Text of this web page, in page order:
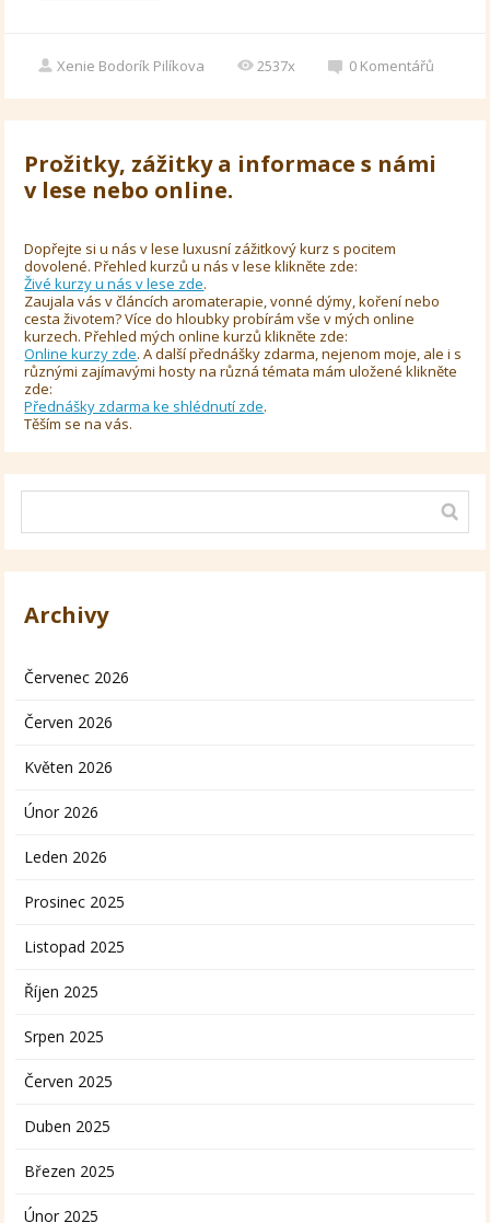
Xenie Bodorík Pilíkova 2537x 0 Komentářů
Prožitky, zážitky a informace s námi
v lese nebo online.
Dopřejte si u nás v lese luxusní zážitkový kurz s pocitem
dovolené. Přehled kurzů u nás v lese klikněte zde:
Živé kurzy u nás v lese zde.
Zaujala vás v článcích aromaterapie, vonné dýmy, koření nebo
cesta životem? Více do hloubky probírám vše v mých online
kurzech. Přehled mých online kurzů klikněte zde:
Online kurzy zde. A další přednášky zdarma, nejenom moje, ale i s
různými zajímavými hosty na různá témata mám uložené klikněte
zde:
Přednášky zdarma ke shlédnutí zde.
Těším se na vás.
Archivy
Červenec 2026
Červen 2026
Květen 2026
Únor 2026
Leden 2026
Prosinec 2025
Listopad 2025
Říjen 2025
Srpen 2025
Červen 2025
Duben 2025
Březen 2025
Únor 2025